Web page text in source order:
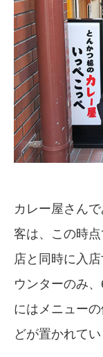
カレー屋さん
客は、この時
店と同時に入
ウンターのみ
にはメニュー
どが置かれてい